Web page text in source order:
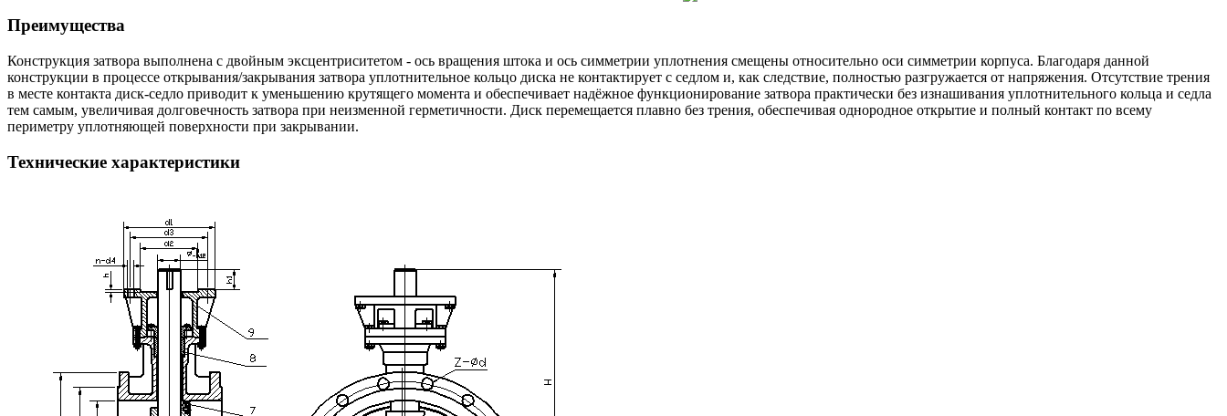
Преимущества
Конструкция затвора выполнена с двойным эксцентриситетом - ось вращения штока и ось симметрии уплотнения смещены относительно оси симметрии корпуса. Благодаря данной
конструкции в процессе открывания/закрывания затвора уплотнительное кольцо диска не контактирует с седлом и, как следствие, полностью разгружается от напряжения. Отсутствие трения
в месте контакта диск-седло приводит к уменьшению крутящего момента и обеспечивает надёжное функционирование затвора практически без изнашивания уплотнительного кольца и седла
тем самым, увеличивая долговечность затвора при неизменной герметичности. Диск перемещается плавно без трения, обеспечивая однородное открытие и полный контакт по всему
периметру уплотняющей поверхности при закрывании.
Технические характеристики